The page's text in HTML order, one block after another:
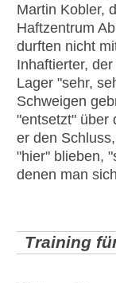
Martin Kobler,
Haftzentrum
durften nicht
Inhaftierter,
Lager "sehr,
Schweigen
"entsetzt" über
er den
"hier" blieben,
denen man
Training